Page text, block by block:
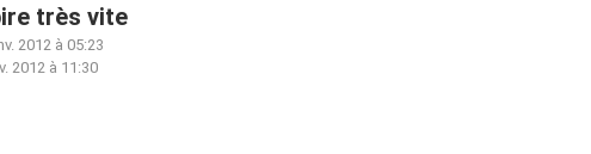
très vite
2012 à 05:23
2012 à 11:30